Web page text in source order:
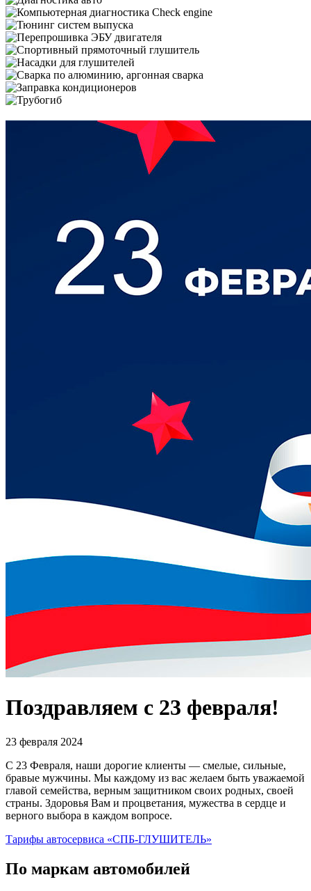
Поздравляем с 23 февраля!
23 февраля 2024
С 23 Февраля, наши дорогие клиенты — смелые, сильные,
бравые мужчины. Мы каждому из вас желаем быть уважаемой
главой семейства, верным защитником своих родных, своей
страны. Здоровья Вам и процветания, мужества в сердце и
верного выбора в каждом вопросе.
Тарифы автосервиса «СПБ-ГЛУШИТЕЛЬ»
По маркам автомобилей